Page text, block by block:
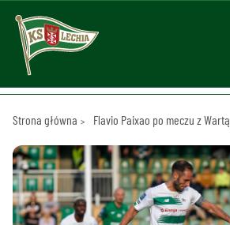
Strona główna Flavio Paixao po meczu z Wartą